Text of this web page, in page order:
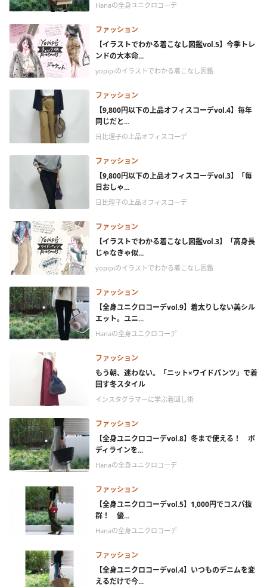
Hanaの全身ユニクロコーデ
ファッション
【イラストでわかる着こなし図鑑vol.5】今季トレ
ンドの大本命...
yopipiのイラストでわかる着こなし図鑑
ファッション
【9,800円以下の上品オフィスコーデvol.4】毎年
同じだと...
日比理子の上品オフィスコーデ
ファッション
【9,800円以下の上品オフィスコーデvol.3】「毎
日おしゃ...
日比理子の上品オフィスコーデ
ファッション
【イラストでわかる着こなし図鑑vol.3】「高身長
じゃなきゃ似...
yopipiのイラストでわかる着こなし図鑑
ファッション
【全身ユニクロコーデvol.9】着太りしない美シル
エット。ユニ...
Hanaの全身ユニクロコーデ
ファッション
もう朝、迷わない。「ニット×ワイドパンツ」で着
回す冬スタイル
インスタグラマーに学ぶ着回し術
ファッション
【全身ユニクロコーデvol.8】冬まで使える！ ボ
ディラインを...
Hanaの全身ユニクロコーデ
ファッション
【全身ユニクロコーデvol.5】1,000円でコスパ抜
群！ 優...
Hanaの全身ユニクロコーデ
ファッション
【全身ユニクロコーデvol.4】いつものデニムを変
えるだけで今...